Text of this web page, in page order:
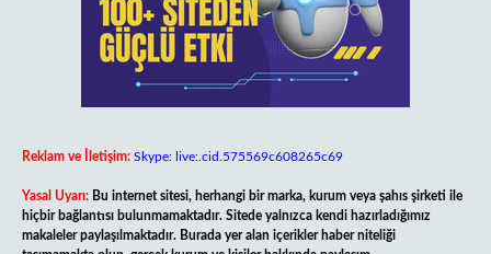
Reklam ve İletişim: Skype: live:.cid.575569c608265c69
Yasal Uyarı: Bu internet sitesi, herhangi bir marka, kurum veya şahıs şirketi ile
hiçbir bağlantısı bulunmamaktadır. Sitede yalnızca kendi hazırladığımız
makaleler paylaşılmaktadır. Burada yer alan içerikler haber niteliği